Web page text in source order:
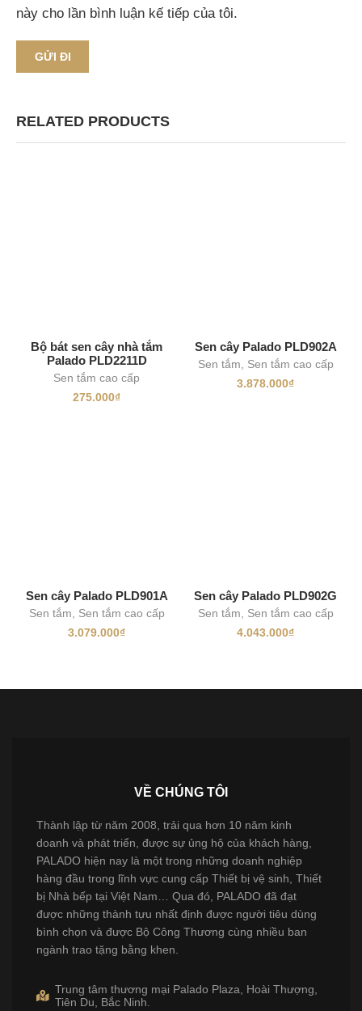
này cho lần bình luận kế tiếp của tôi.
RELATED PRODUCTS
Bộ bát sen cây nhà tắm
Palado PLD2211D
Sen tắm cao cấp
275.000₫
Sen cây Palado PLD902A
Sen tắm
Sen tắm cao cấp
3.878.000₫
Sen cây Palado PLD901A
Sen tắm
Sen tắm cao cấp
3.079.000₫
Sen cây Palado PLD902G
Sen tắm
Sen tắm cao cấp
4.043.000₫
VỀ CHÚNG TÔI
Thành lập từ năm 2008, trải qua hơn 10 năm kinh
doanh và phát triển, được sự ủng hộ của khách hàng,
PALADO hiện nay là một trong những doanh nghiệp
hàng đầu trong lĩnh vực cung cấp Thiết bị vệ sinh, Thiết
bị Nhà bếp tại Việt Nam… Qua đó, PALADO đã đạt
được những thành tựu nhất định được người tiêu dùng
bình chọn và được Bộ Công Thương cùng nhiều ban
ngành trao tặng bằng khen.
Trung tâm thương mại Palado Plaza, Hoài Thượng,
Tiên Du, Bắc Ninh.